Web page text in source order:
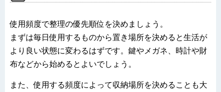
使用頻度で整理の優先順位を決めましょう。
まずは毎日使用するものから置き場所を決めると生活が
より良い状態に変わるはずです。鍵やメガネ、時計や財
布などから始めるとよいでしょう。
また、使用する頻度によって収納場所を決めることも大